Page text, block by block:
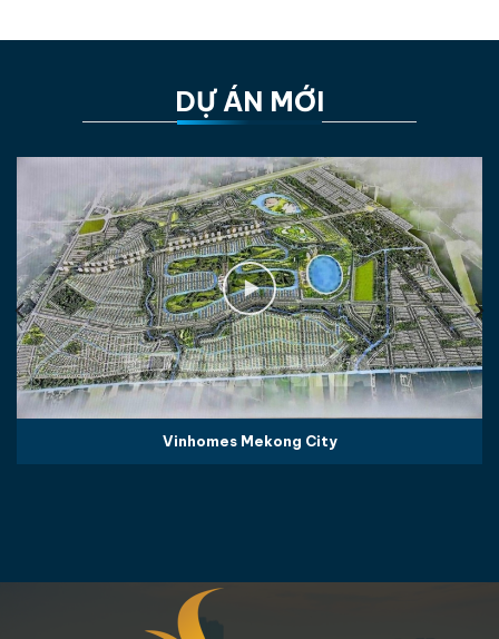
DỰ ÁN MỚI
Vinhomes Mekong City